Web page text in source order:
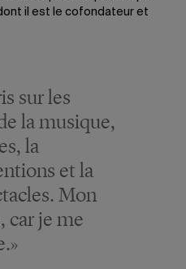
il est le cofondateur et
sur les
la musique,
la
et la
Mon
car je me